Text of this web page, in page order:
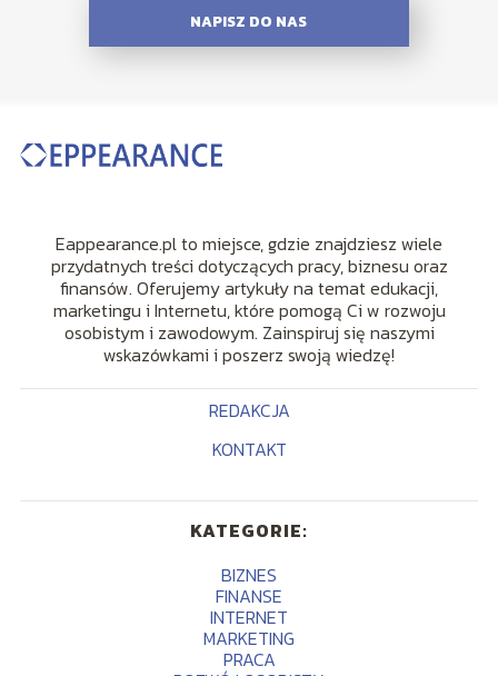
NAPISZ DO NAS
Eappearance.pl to miejsce, gdzie znajdziesz wiele
przydatnych treści dotyczących pracy, biznesu oraz
finansów. Oferujemy artykuły na temat edukacji,
marketingu i Internetu, które pomogą Ci w rozwoju
osobistym i zawodowym. Zainspiruj się naszymi
wskazówkami i poszerz swoją wiedzę!
REDAKCJA
KONTAKT
KATEGORIE:
BIZNES
FINANSE
INTERNET
MARKETING
PRACA